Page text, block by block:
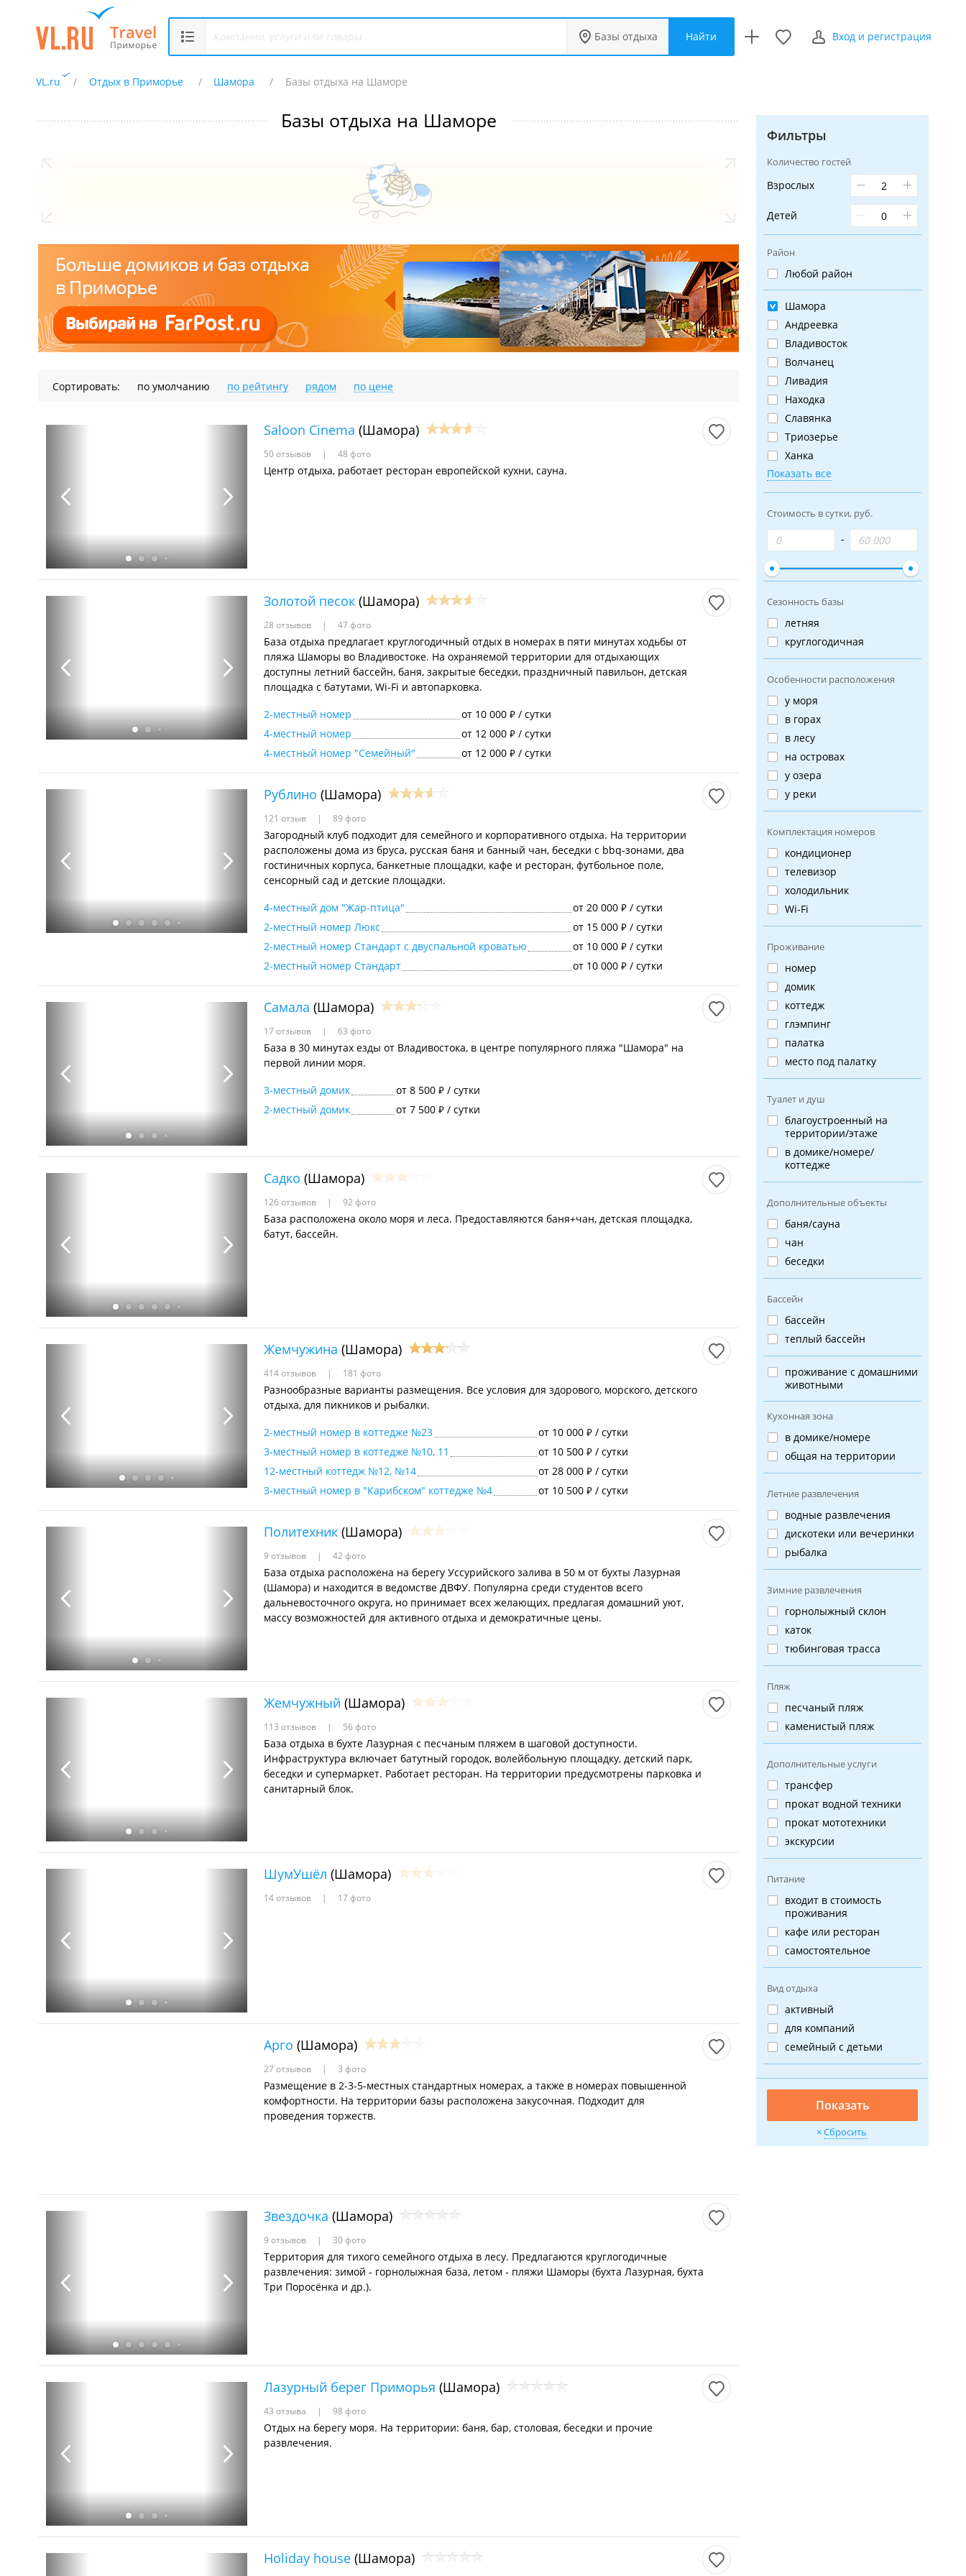
Базы отдыха Найти Вход и регистрация
VL.ru Отдых в Приморье Шамора Базы отдыха на Шаморе
Базы отдыха на Шаморе
Сортировать: по умолчанию по рейтингу рядом по цене
Saloon Cinema (Шамора)
50 отзывов 48 фото
Центр отдыха, работает ресторан европейской кухни, сауна.
Золотой песок (Шамора)
28 отзывов 47 фото
База отдыха предлагает круглогодичный отдых в номерах в пяти минутах ходьбы от
пляжа Шаморы во Владивостоке. На охраняемой территории для отдыхающих
доступны летний бассейн, баня, закрытые беседки, праздничный павильон, детская
площадка с батутами, Wi-Fi и автопарковка.
2-местный номер
4-местный номер
4-местный номер "Семейный"
от 10 000 ₽ / сутки
от 12 000 ₽ / сутки
от 12 000 ₽ / сутки
Рублино (Шамора)
121 отзыв 89 фото
Загородный клуб подходит для семейного и корпоративного отдыха. На территории
расположены дома из бруса, русская баня и банный чан, беседки с bbq-зонами, два
гостиничных корпуса, банкетные площадки, кафе и ресторан, футбольное поле,
сенсорный сад и детские площадки.
4-местный дом "Жар-птица"
2-местный номер Люкс
2-местный номер Стандарт с двуспальной кроватью
2-местный номер Стандарт
от 20 000 ₽ / сутки
от 15 000 ₽ / сутки
от 10 000 ₽ / сутки
от 10 000 ₽ / сутки
Самала (Шамора)
17 отзывов 63 фото
База в 30 минутах езды от Владивостока, в центре популярного пляжа "Шамора" на
первой линии моря.
3-местный домик
2-местный домик
от 8 500 ₽ / сутки
от 7 500 ₽ / сутки
Садко (Шамора)
126 отзывов 92 фото
База расположена около моря и леса. Предоставляются баня+чан, детская площадка,
батут, бассейн.
Жемчужина (Шамора)
414 отзывов 181 фото
Разнообразные варианты размещения. Все условия для здорового, морского, детского
отдыха, для пикников и рыбалки.
2-местный номер в коттедже №23
3-местный номер в коттедже №10, 11
12-местный коттедж №12, №14
3-местный номер в "Карибском" коттедже №4
от 10 000 ₽ / сутки
от 10 500 ₽ / сутки
от 28 000 ₽ / сутки
от 10 500 ₽ / сутки
Политехник (Шамора)
9 отзывов 42 фото
База отдыха расположена на берегу Уссурийского залива в 50 м от бухты Лазурная
(Шамора) и находится в ведомстве ДВФУ. Популярна среди студентов всего
дальневосточного округа, но принимает всех желающих, предлагая домашний уют,
массу возможностей для активного отдыха и демократичные цены.
Жемчужный (Шамора)
113 отзывов 56 фото
База отдыха в бухте Лазурная с песчаным пляжем в шаговой доступности.
Инфраструктура включает батутный городок, волейбольную площадку, детский парк,
беседки и супермаркет. Работает ресторан. На территории предусмотрены парковка и
санитарный блок.
ШумУшёл (Шамора)
14 отзывов 17 фото
Арго (Шамора)
27 отзывов 3 фото
Размещение в 2-3-5-местных стандартных номерах, а также в номерах повышенной
комфортности. На территории базы расположена закусочная. Подходит для
проведения торжеств.
Звездочка (Шамора)
9 отзывов 30 фото
Территория для тихого семейного отдыха в лесу. Предлагаются круглогодичные
развлечения: зимой - горнолыжная база, летом - пляжи Шаморы (бухта Лазурная, бухта
Три Поросёнка и др.).
Лазурный берег Приморья (Шамора)
43 отзыва 98 фото
Отдых на берегу моря. На территории: баня, бар, столовая, беседки и прочие
развлечения.
Holiday house (Шамора)
Фильтры
Количество гостей
Взрослых
Детей
Район
Любой район
Шамора
Андреевка
Владивосток
Волчанец
Ливадия
Находка
Славянка
Триозерье
Ханка
Показать все
Стоимость в сутки, руб.
Сезонность базы
летняя
круглогодичная
Особенности расположения
у моря
в горах
в лесу
на островах
у озера
у реки
Комплектация номеров
кондиционер
телевизор
холодильник
Wi-Fi
Проживание
номер
домик
коттедж
глэмпинг
палатка
место под палатку
Туалет и душ
благоустроенный на
территории/этаже
в домике/номере/
коттедже
Дополнительные объекты
баня/сауна
чан
беседки
Бассейн
бассейн
теплый бассейн
проживание с домашними
животными
Кухонная зона
в домике/номере
общая на территории
Летние развлечения
водные развлечения
дискотеки или вечеринки
рыбалка
Зимние развлечения
горнолыжный склон
каток
тюбинговая трасса
Пляж
песчаный пляж
каменистый пляж
Дополнительные услуги
трансфер
прокат водной техники
прокат мототехники
экскурсии
Питание
входит в стоимость
проживания
кафе или ресторан
самостоятельное
Вид отдыха
активный
для компаний
семейный с детьми
Показать
Сбросить